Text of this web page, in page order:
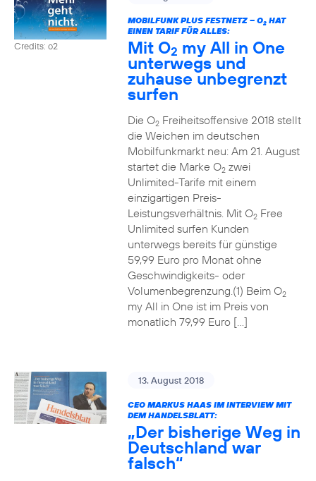
Credits: o2
MOBILFUNK PLUS FESTNETZ – O2HAT
EINEN TARIF FÜR ALLES:
Mit O2 my All in One
unterwegs und
zuhause unbegrenzt
surfen
Die O2Freiheitsoffensive 2018 stellt
die Weichen im deutschen
Mobilfunkmarkt neu: Am 21. August
startet die Marke O2zwei
Unlimited-Tarife mit einem
einzigartigen Preis-
Leistungsverhältnis. Mit O2Free
Unlimited surfen Kunden
unterwegs bereits für günstige
59,99 Euro pro Monat ohne
Geschwindigkeits- oder
Volumenbegrenzung.(1) Beim O2
my All in One ist im Preis von
monatlich 79,99 Euro […]
13. August 2018
CEO MARKUS HAAS IM INTERVIEW MIT
DEM HANDELSBLATT:
„Der bisherige Weg in
Deutschland war
falsch“